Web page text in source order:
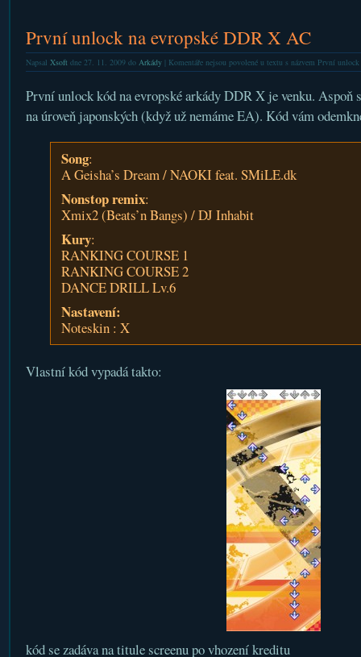
První unlock na evropské DDR X AC
Napsal Xsoftdne 27. 11. 2009 do Arkády| Komentáře nejsou povolenéu textu s názvem První
První unlock kód na evropské arkády DDR X je venku. Aspoň
na úroveň japonských (když už nemáme EA). Kód vám
Song:
A Geisha’s Dream / NAOKI feat. SMiLE.dk
Nonstop remix:
Xmix2 (Beats’n Bangs) / DJ Inhabit
Kury:
RANKING COURSE 1
RANKING COURSE 2
DANCE DRILL Lv.6
Nastavení:
Noteskin : X
Vlastní kód vypadá takto:
kód se zadáva na titule screenu po vhození kreditu